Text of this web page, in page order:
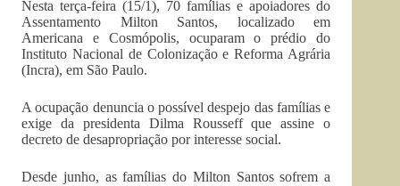
Nesta terça-feira (15/1), 70 famílias e apoiadores do
Assentamento Milton Santos, localizado em
Americana e Cosmópolis, ocuparam o prédio do
Instituto Nacional de Colonização e Reforma Agrária
(Incra), em São Paulo.
A ocupação denuncia o possível despejo das famílias e
exige da presidenta Dilma Rousseff que assine o
decreto de desapropriação por interesse social.
Desde junho, as famílias do Milton Santos sofrem a